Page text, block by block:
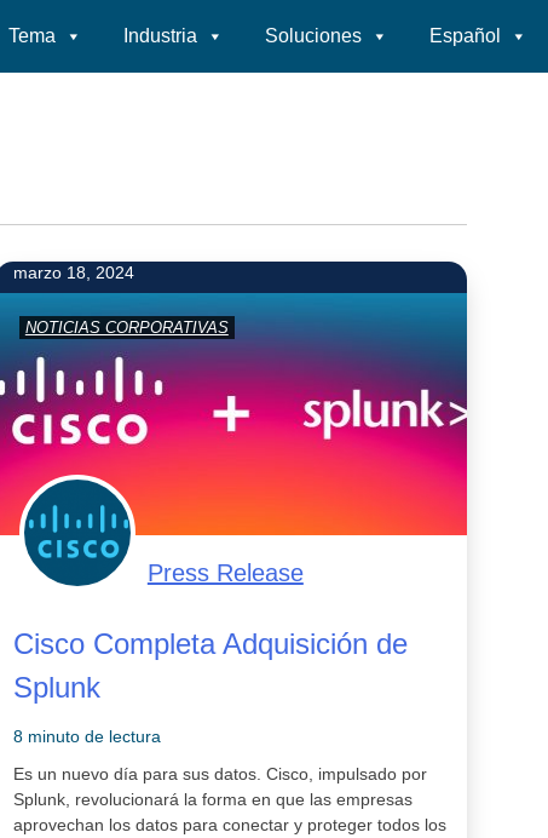
Tema Industria Soluciones Español
marzo 18, 2024
NOTICIAS CORPORATIVAS
Press Release
Cisco Completa Adquisición de
Splunk
8 minuto de lectura
Es un nuevo día para sus datos. Cisco, impulsado por
Splunk, revolucionará la forma en que las empresas
aprovechan los datos para conectar y proteger todos los